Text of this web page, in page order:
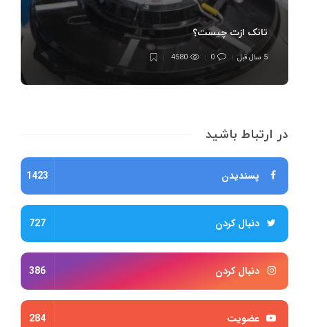
تانک ازت چیست؟
5 سال قبل 0
4580
در ارتباط باشید
پسندیدن 1423
دنبال کردن 727
دنبال کردن 386
عضویت 284